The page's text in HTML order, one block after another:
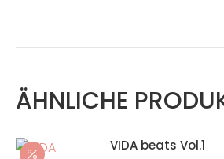
ÄHNLICHE
VIDA beats Vol.1